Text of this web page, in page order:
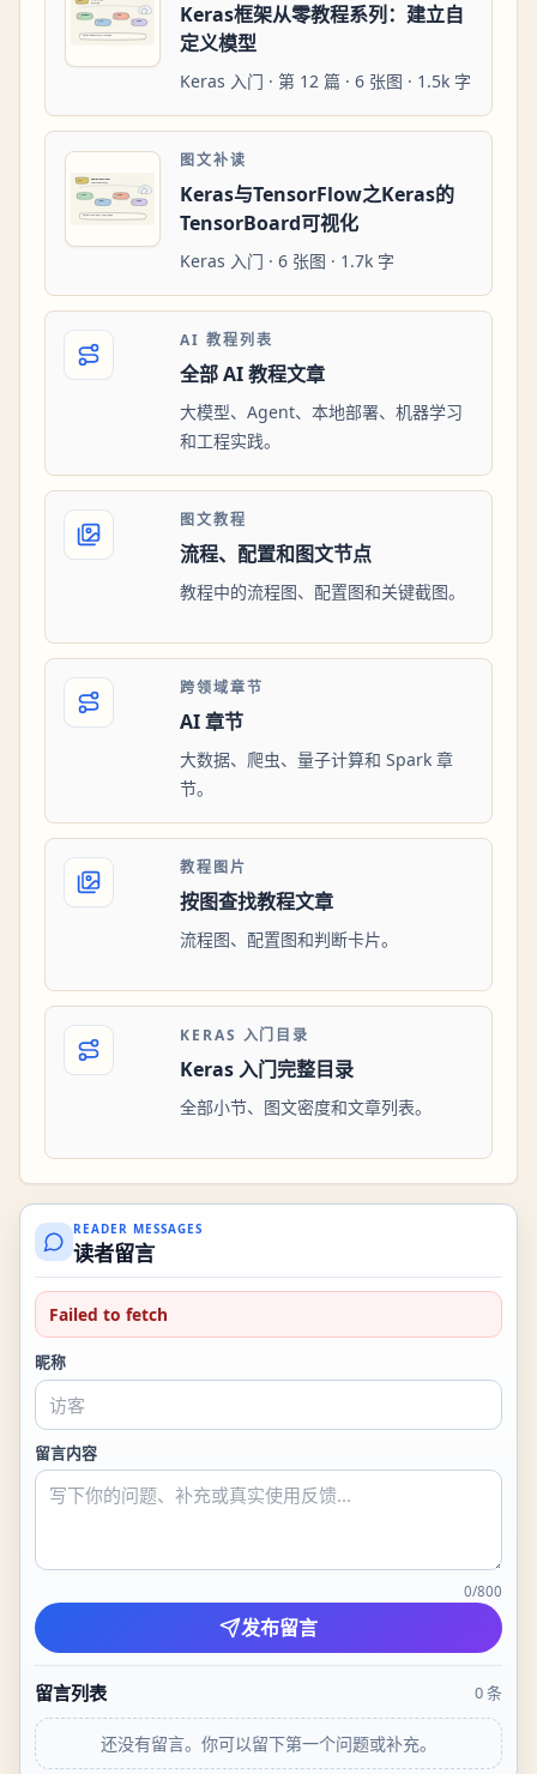
Keras框架从零教程系列：建立自
定义模型
Keras 入门 · 第 12 篇 · 6 张图 · 1.5k 字
图文补读
Keras与TensorFlow之Keras的
TensorBoard可视化
Keras 入门 · 6 张图 · 1.7k 字
AI 教程列表
全部 AI 教程文章
大模型、Agent、本地部署、机器学习
和工程实践。
图文教程
流程、配置和图文节点
教程中的流程图、配置图和关键截图。
跨领域章节
AI 章节
大数据、爬虫、量子计算和 Spark 章
节。
教程图片
按图查找教程文章
流程图、配置图和判断卡片。
KERAS 入门目录
Keras 入门完整目录
全部小节、图文密度和文章列表。
READER MESSAGES
读者留言
Failed to fetch
昵称
留言内容
0/800
发布留言
留言列表 0条
还没有留言。你可以留下第一个问题或补充。